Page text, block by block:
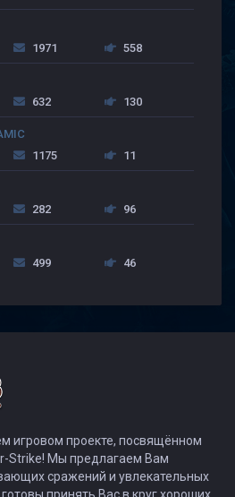
1971 558
632 130
1175 11
282 96
499 46
игровом проекте, посвящённом
Strike! Мы предлагаем Вам
сражений и увлекательных